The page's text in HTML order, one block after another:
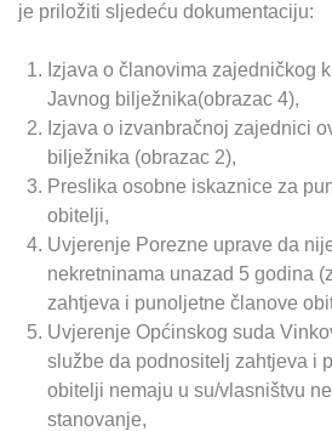
je priložiti sljedeću dokumentaciju:
Izjava o članovima zajedničkog
Javnog bilježnika(obrazac 4),
Izjava o izvanbračnoj zajednici
bilježnika (obrazac 2),
Preslika osobne iskaznice za
obitelji,
Uvjerenje Porezne uprave da
nekretninama unazad 5 godina
zahtjeva i punoljetne članove
Uvjerenje Općinskog suda
službe da podnositelj zahtjeva i
obitelji nemaju u su/vlasništvu
stanovanje,